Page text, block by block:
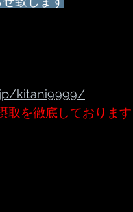
kitani9999/
取を徹底しております